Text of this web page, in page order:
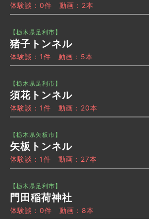
体験談：0件 動画：2本
【栃木県足利市】
猪子トンネル
体験談：1件 動画：5本
【栃木県足利市】
須花トンネル
体験談：1件 動画：20本
【栃木県矢板市】
矢板トンネル
体験談：1件 動画：27本
【栃木県足利市】
門田稲荷神社
体験談：0件 動画：8本